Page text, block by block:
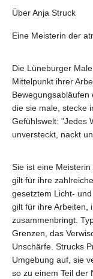
Über Anja Struck
Eine Meisterin der
Die Lüneburger
Mittelpunkt ihrer
die sie male, stecke
Gefühlswelt: "Jedes
unversteckt, nackt
Sie ist eine
gilt für ihre
gesetztem Licht-
gilt für ihre Arbeiten,
zusammenbringt.
Grenzen, das
Unschärfe. Strucks
Umgebung auf, sie
so zu einem Teil der